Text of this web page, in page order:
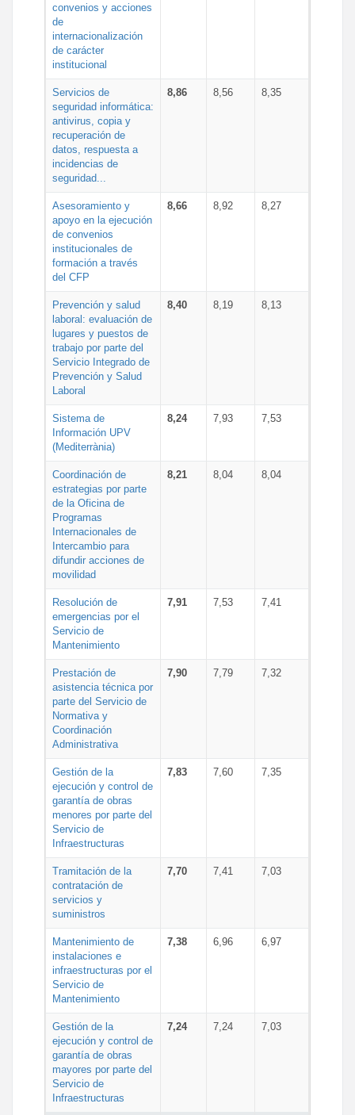
convenios y acciones
de
internacionalización
de carácter
institucional
Servicios de
seguridad informática:
antivirus, copia y
recuperación de
datos, respuesta a
incidencias de
seguridad...
8,86 8,56 8,35
Asesoramiento y
apoyo en la ejecución
de convenios
institucionales de
formación a través
del CFP
8,66 8,92 8,27
Prevención y salud
laboral: evaluación de
lugares y puestos de
trabajo por parte del
Servicio Integrado de
Prevención y Salud
Laboral
8,40 8,19 8,13
Sistema de
Información UPV
(Mediterrània)
8,24 7,93 7,53
Coordinación de
estrategias por parte
de la Oficina de
Programas
Internacionales de
Intercambio para
difundir acciones de
movilidad
8,21 8,04 8,04
Resolución de
emergencias por el
Servicio de
Mantenimiento
7,91 7,53 7,41
Prestación de
asistencia técnica por
parte del Servicio de
Normativa y
Coordinación
Administrativa
7,90 7,79 7,32
Gestión de la
ejecución y control de
garantía de obras
menores por parte del
Servicio de
Infraestructuras
7,83 7,60 7,35
Tramitación de la
contratación de
servicios y
suministros
7,70 7,41 7,03
Mantenimiento de
instalaciones e
infraestructuras por el
Servicio de
Mantenimiento
7,38 6,96 6,97
Gestión de la
ejecución y control de
garantía de obras
mayores por parte del
Servicio de
Infraestructuras
7,24 7,24 7,03